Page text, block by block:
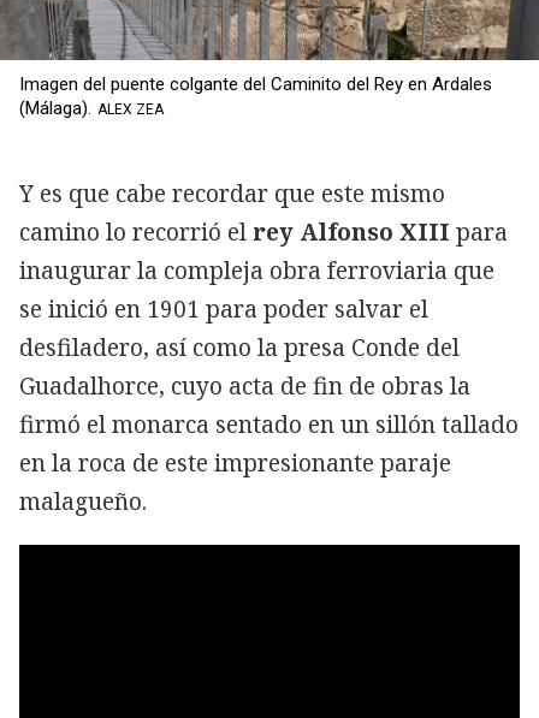
Imagen del puente colgante del Caminito del Rey en Ardales
(Málaga). ALEX ZEA
Y es que cabe recordar que este mismo
camino lo recorrió el rey Alfonso XIII para
inaugurar la compleja obra ferroviaria que
se inició en 1901 para poder salvar el
desfiladero, así como la presa Conde del
Guadalhorce, cuyo acta de fin de obras la
firmó el monarca sentado en un sillón tallado
en la roca de este impresionante paraje
malagueño.